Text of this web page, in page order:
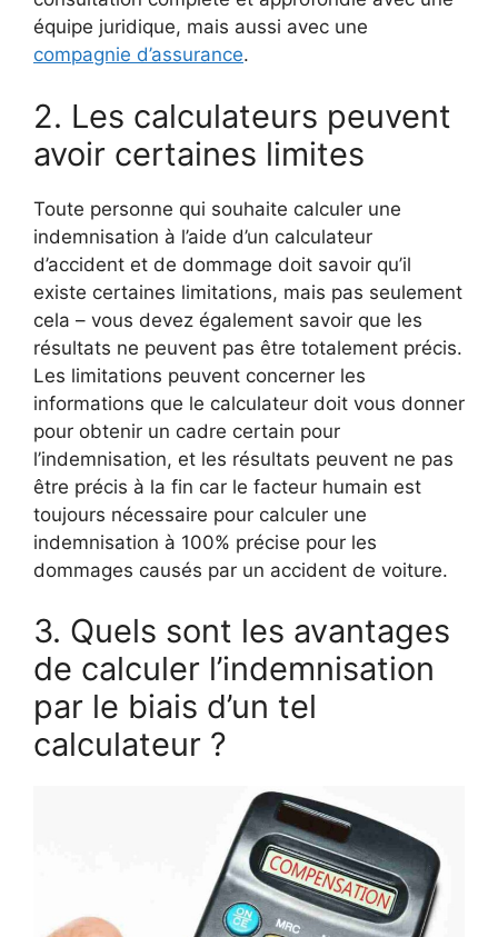
équipe juridique, mais aussi avec une
compagnie d’assurance.
2. Les calculateurs peuvent
avoir certaines limites
Toute personne qui souhaite calculer une
indemnisation à l’aide d’un calculateur
d’accident et de dommage doit savoir qu’il
existe certaines limitations, mais pas seulement
cela – vous devez également savoir que les
résultats ne peuvent pas être totalement précis.
Les limitations peuvent concerner les
informations que le calculateur doit vous donner
pour obtenir un cadre certain pour
l’indemnisation, et les résultats peuvent ne pas
être précis à la fin car le facteur humain est
toujours nécessaire pour calculer une
indemnisation à 100% précise pour les
dommages causés par un accident de voiture.
3. Quels sont les avantages
de calculer l’indemnisation
par le biais d’un tel
calculateur ?